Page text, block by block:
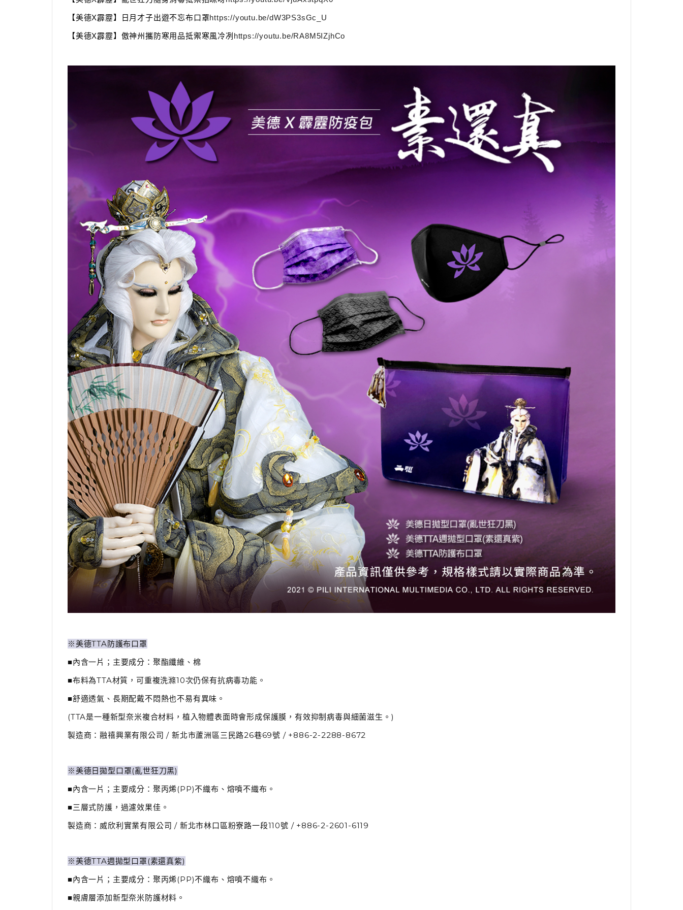
【美德X霹靂】日月才子出遊不忘布口罩https://youtu.be/dW3PS3sGc_U
【美德X霹靂】傲神州攜防寒用品抵禦寒風冷冽 https://youtu.be/RA8M5IZjhCo
※美德TTA防護布口罩
■內含一片；主要成分：聚酯纖維、棉
■布料為TTA材質，可重複洗滌10次仍保有抗病毒功能。
■舒適透氣、長期配戴不悶熱也不易有異味。
(TTA是一種新型奈米複合材料，植入物體表面時會形成保護膜，有效抑制病毒與細菌滋生。)
製造商：融禧興業有限公司 / 新北市蘆洲區三民路26巷69號 / +886-2-2288-8672
※美德日拋型口罩(亂世狂刀黑)
■內含一片；主要成分：聚丙烯(PP)不織布、熔噴不織布。
■三層式防護，過濾效果佳。
製造商：威欣利實業有限公司 / 新北市林口區粉寮路一段110號 / +886-2-2601-6119
※美德TTA週拋型口罩(素還真紫)
■內含一片；主要成分：聚丙烯(PP)不織布、熔噴不織布。
■親膚層添加新型奈米防護材料。